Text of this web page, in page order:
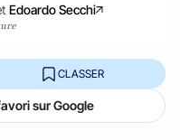
Edoardo Secchi
CLASSER
sur Google